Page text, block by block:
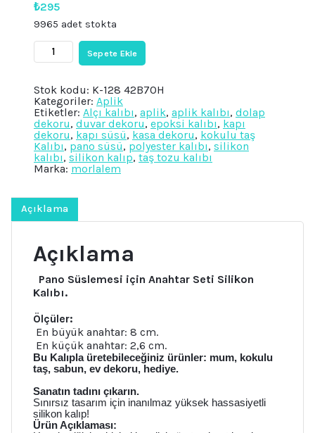
₺295
9965 adet stokta
8cm
Anahtar
Kalıp
K-
128,
Epoksi
Polyester
Taş
Tozu
Kalıbı
Sepete Ekle
Stok kodu: K-128 42B70H
Kategoriler: Aplik
Etiketler: Alçı kalıbı, aplik, aplik kalıbı, dolap
dekoru, duvar dekoru, epoksi kalıbı, kapı
dekoru, kapı süsü, kasa dekoru, kokulu taş
Kalıbı, pano süsü, polyester kalıbı, silikon
kalıbı, silikon kalıp, taş tozu kalıbı
Marka: morlalem
Açıklama
Açıklama
Pano Süslemesi için Anahtar Seti Silikon
Kalıbı.
Ölçüler:
En büyük anahtar: 8 cm.
En küçük anahtar: 2,6 cm.
Bu Kalıpla üretebileceğiniz ürünler: mum, kokulu
taş, sabun, ev dekoru, hediye.
Sanatın tadını çıkarın.
Sınırsız tasarım için inanılmaz yüksek hassasiyetli
silikon kalıp!
Ürün Açıklaması: